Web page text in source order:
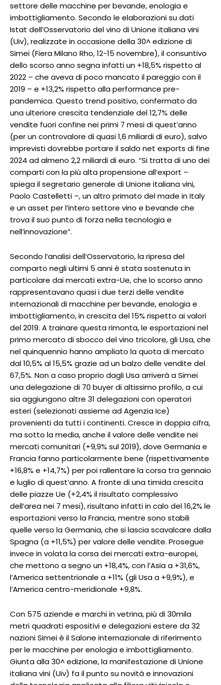
settore delle macchine per bevande, enologia e
imbottigliamento. Secondo le elaborazioni su dati
Istat dell’Osservatorio del vino di Unione italiana vini
(Uiv), realizzate in occasione della 30^ edizione di
Simei (Fiera Milano Rho, 12-15 novembre), il consuntivo
dello scorso anno segna infatti un +18,5% rispetto al
2022 – che aveva di poco mancato il pareggio con il
2019 – e +13,2% rispetto alla performance pre-
pandemica. Questo trend positivo, confermato da
una ulteriore crescita tendenziale del 12,7% delle
vendite fuori confine nei primi 7 mesi di quest’anno
(per un controvalore di quasi 1,6 miliardi di euro), salvo
imprevisti dovrebbe portare il saldo net exports di fine
2024 ad almeno 2,2 miliardi di euro. “Si tratta di uno dei
comparti con la più alta propensione all’export –
spiega il segretario generale di Unione italiana vini,
Paolo Castelletti –, un altro primato del made in Italy
e un asset per l’intero settore vino e bevande che
trova il suo punto di forza nella tecnologia e
nell’innovazione”.
Secondo l’analisi dell’Osservatorio, la ripresa del
comparto negli ultimi 5 anni è stata sostenuta in
particolare dai mercati extra-Ue, che lo scorso anno
rappresentavano quasi i due terzi delle vendite
internazionali di macchine per bevande, enologia e
imbottigliamento, in crescita del 15% rispetto ai valori
del 2019. A trainare questa rimonta, le esportazioni nel
primo mercato di sbocco del vino tricolore, gli Usa, che
nel quinquennio hanno ampliato la quota di mercato
dal 10,5% al 15,5% grazie ad un balzo delle vendite del
67,5%. Non a caso proprio dagli Usa arriverà a Simei
una delegazione di 70 buyer di altissimo profilo, a cui
sia aggiungono altre 31 delegazioni con operatori
esteri (selezionati assieme ad Agenzia Ice)
provenienti da tutti i continenti. Cresce in doppia cifra,
ma sotto la media, anche il valore delle vendite nei
mercati comunitari (+9,9% sul 2019), dove Germania e
Francia fanno particolarmente bene (rispettivamente
+16,8% e +14,7%) per poi rallentare la corsa tra gennaio
e luglio di quest’anno. A fronte di una timida crescita
delle piazze Ue (+2,4% il risultato complessivo
dell’area nei 7 mesi), risultano infatti in calo del 16,2% le
esportazioni verso la Francia, mentre sono stabili
quelle verso la Germania, che si lascia scavalcare dalla
Spagna (a +11,5%) per valore delle vendite. Prosegue
invece in volata la corsa dei mercati extra-europei,
che mettono a segno un +18,4%, con l’Asia a +31,6%,
l’America settentrionale a +11% (gli Usa a +9,9%), e
l’America centro-meridionale +9,8%.
Con 575 aziende e marchi in vetrina, più di 30mila
metri quadrati espositivi e delegazioni estere da 32
nazioni Simei è il Salone internazionale di riferimento
per le macchine per enologia e imbottigliamento.
Giunta alla 30^ edizione, la manifestazione di Unione
italiana vini (Uiv) fa il punto su novità e innovazioni